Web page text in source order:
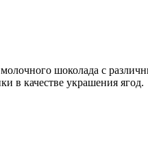
шоколада с
в качестве украшения ягод.